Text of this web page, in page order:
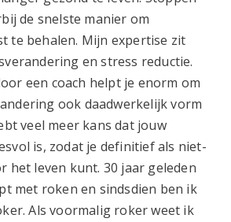
de snelste manier om
te behalen. Mijn expertise zit
en stress reductie.
een coach helpt je enorm om
ook daadwerkelijk vorm
veel meer kans dat jouw
is, zodat je definitief als niet-
het leven kunt. 30 jaar geleden
met roken en sindsdien ben ik
Als voormalig roker weet ik